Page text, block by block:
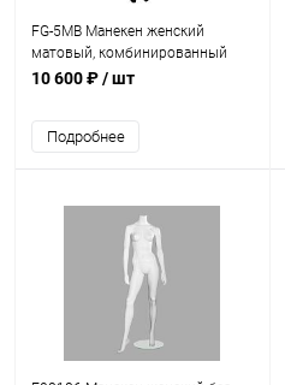
FG-5MB Манекен женский
матовый, комбинированный
10 600 ₽/ шт
Подробнее